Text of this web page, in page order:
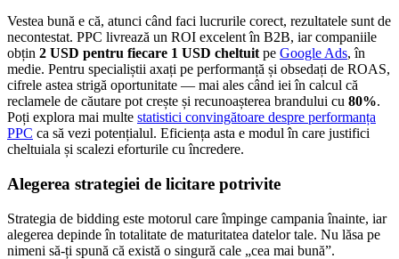
Vestea bună e că, atunci când faci lucrurile corect, rezultatele sunt de
necontestat. PPC livrează un ROI excelent în B2B, iar companiile
obțin 2 USD pentru fiecare 1 USD cheltuit pe Google Ads, în
medie. Pentru specialiștii axați pe performanță și obsedați de ROAS,
cifrele astea strigă oportunitate — mai ales când iei în calcul că
reclamele de căutare pot crește și recunoașterea brandului cu 80%.
Poți explora mai multe statistici convingătoare despre performanța
PPC ca să vezi potențialul. Eficiența asta e modul în care justifici
cheltuiala și scalezi eforturile cu încredere.
Alegerea strategiei de licitare potrivite
Strategia de bidding este motorul care împinge campania înainte, iar
alegerea depinde în totalitate de maturitatea datelor tale. Nu lăsa pe
nimeni să-ți spună că există o singură cale „cea mai bună”.